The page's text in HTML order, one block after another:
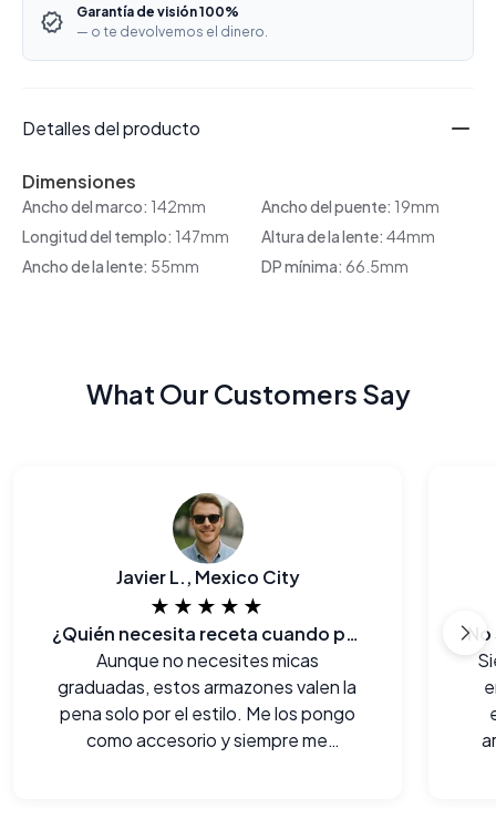
Garantía de visión 100%
— o te devolvemos el dinero.
Detalles del producto
Dimensiones
Ancho del marco: 142mm Ancho del puente: 19mm
Longitud del templo: 147mm Altura de la lente: 44mm
Ancho de la lente: 55mm DP mínima: 66.5mm
What Our Customers Say
Javier L., Mexico City
★★★★★
¿Quién necesita receta cuando puedes verte así?
Aunque no necesites micas
graduadas, estos armazones valen la
pena solo por el estilo. Me los pongo
como accesorio y siempre me